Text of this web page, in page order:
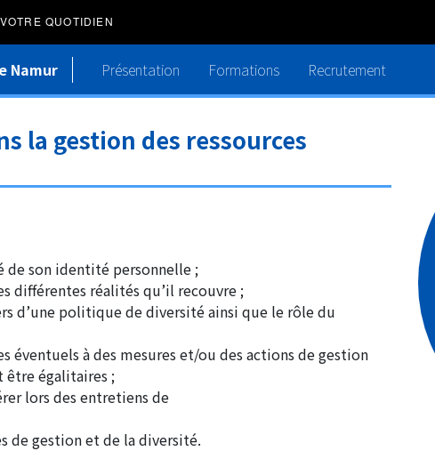
QUOTIDIEN
Namur Présentation Formations Recrutement
la gestion des ressources
de son identité personnelle ;
différentes réalités qu’il recouvre ;
d’une politique de diversité ainsi que le rôle du
éventuels à des mesures et/ou des actions de gestion
être égalitaires ;
lors des entretiens de
de gestion et de la diversité.